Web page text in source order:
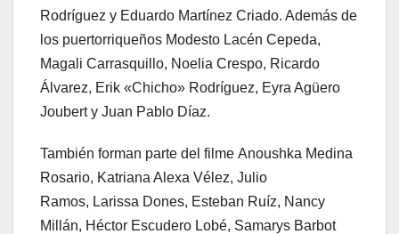
Rodríguez y Eduardo Martínez Criado. Además de
los puertorriqueños Modesto Lacén Cepeda,
Magali Carrasquillo, Noelia Crespo, Ricardo
Álvarez, Erik «Chicho» Rodríguez, Eyra Agüero
Joubert y Juan Pablo Díaz.
También forman parte del filme Anoushka Medina
Rosario, Katriana Alexa Vélez, Julio
Ramos, Larissa Dones, Esteban Ruíz, Nancy
Millán, Héctor Escudero Lobé, Samarys Barbot